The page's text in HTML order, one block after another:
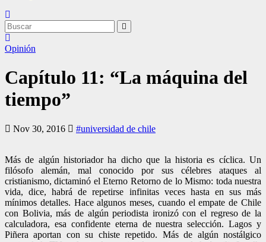
Opinión
Capítulo 11: “La máquina del
tiempo”
Nov 30, 2016 #universidad de chile
Más de algún historiador ha dicho que la historia es cíclica. Un
filósofo alemán, mal conocido por sus célebres ataques al
cristianismo, dictaminó el Eterno Retorno de lo Mismo: toda nuestra
vida, dice, habrá de repetirse infinitas veces hasta en sus más
mínimos detalles. Hace algunos meses, cuando el empate de Chile
con Bolivia, más de algún periodista ironizó con el regreso de la
calculadora, esa confidente eterna de nuestra selección. Lagos y
Piñera aportan con su chiste repetido. Más de algún nostálgico